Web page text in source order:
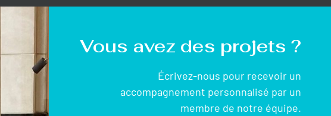
Vous avez des projets ?
Écrivez-nous pour recevoir un
accompagnement personnalisé par un
membre de notre équipe.